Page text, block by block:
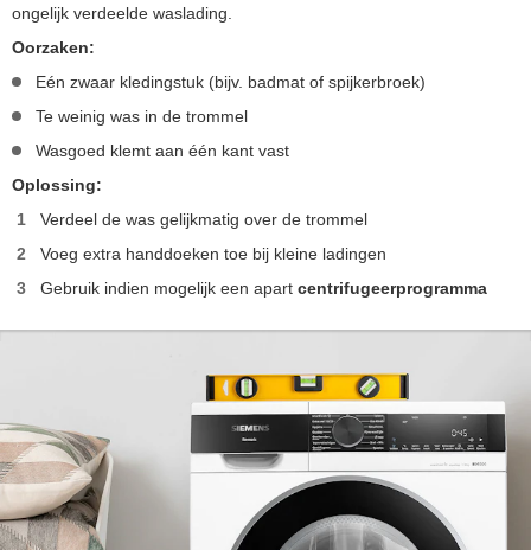
ongelijk verdeelde waslading.
Oorzaken:
Eén zwaar kledingstuk (bijv. badmat of spijkerbroek)
Te weinig was in de trommel
Wasgoed klemt aan één kant vast
Oplossing:
Verdeel de was gelijkmatig over de trommel
Voeg extra handdoeken toe bij kleine ladingen
Gebruik indien mogelijk een apart centrifugeerprogramma